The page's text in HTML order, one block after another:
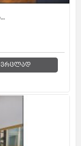
ვრცლად